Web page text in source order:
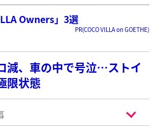
Owners」3選
PR(COCO VILLA on GOETHE)
、車の中で号泣…ストイ
限状態